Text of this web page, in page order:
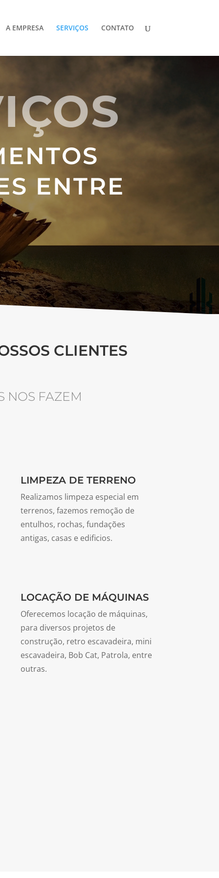
A EMPRESA SERVIÇOS CONTATO
ENTRE
CLIENTES
NOS FAZEM
LIMPEZA DE TERRENO
Realizamos limpeza especial em
terrenos, fazemos remoção de
entulhos, rochas, fundações
antigas, casas e edificios.
LOCAÇÃO DE MÁQUINAS
Oferecemos locação de máquinas,
para diversos projetos de
construção, retro escavadeira, mini
escavadeira, Bob Cat, Patrola, entre
outras.